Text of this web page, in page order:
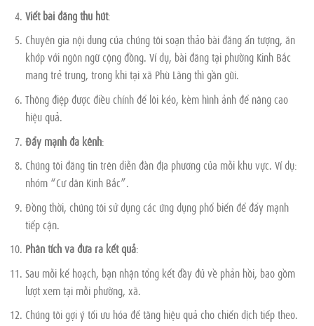
Viết bài đăng thu hút:
Chuyên gia nội dung của chúng tôi soạn thảo bài đăng ấn tượng, ăn
khớp với ngôn ngữ cộng đồng. Ví dụ, bài đăng tại phường Kinh Bắc
mang trẻ trung, trong khi tại xã Phù Lãng thì gần gũi.
Thông điệp được điều chỉnh để lôi kéo, kèm hình ảnh để nâng cao
hiệu quả.
Đẩy mạnh đa kênh:
Chúng tôi đăng tin trên diễn đàn địa phương của mỗi khu vực. Ví dụ:
nhóm “Cư dân Kinh Bắc”.
Đồng thời, chúng tôi sử dụng các ứng dụng phổ biến để đẩy mạnh
tiếp cận.
Phân tích và đưa ra kết quả:
Sau mỗi kế hoạch, bạn nhận tổng kết đầy đủ về phản hồi, bao gồm
lượt xem tại mỗi phường, xã.
Chúng tôi gợi ý tối ưu hóa để tăng hiệu quả cho chiến dịch tiếp theo.